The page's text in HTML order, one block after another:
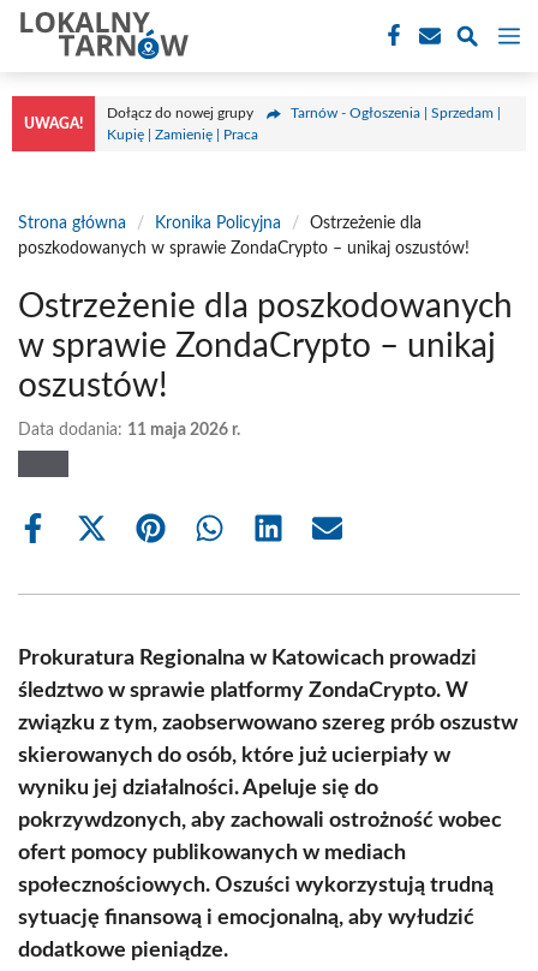
Przejdź
treści
UWAGA!
Dołącz do nowej grupy
Tarnów - Ogłoszenia | Sprzedam |
Kupię | Zamienię | Praca
Strona główna / Kronika Policyjna /
Ostrzeżenie dla
poszkodowanych w sprawie ZondaCrypto – unikaj oszustów!
Ostrzeżenie dla poszkodowanych
w sprawie ZondaCrypto – unikaj
oszustów!
Data dodania: 11 maja 2026 r.
Share
Share
(Twitter)
Share Share Share Share
Prokuratura Regionalna w Katowicach prowadzi
śledztwo w sprawie platformy ZondaCrypto. W
związku z tym, zaobserwowano szereg prób oszustw
skierowanych do osób, które już ucierpiały w
wyniku jej działalności. Apeluje się do
pokrzywdzonych, aby zachowali ostrożność wobec
ofert pomocy publikowanych w mediach
społecznościowych. Oszuści wykorzystują trudną
sytuację finansową i emocjonalną, aby wyłudzić
dodatkowe pieniądze.